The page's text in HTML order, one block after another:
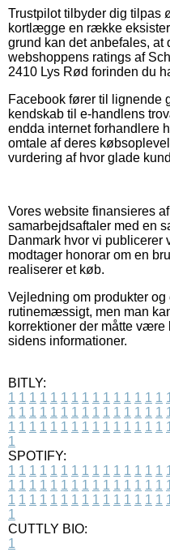
Trustpilot tilbyder dig tilpas
kortlægge en række
grund kan det anbefales, at
webshoppens ratings af
2410 Lys Rød forinden du
Facebook fører til lignende
kendskab til e-handlens
endda internet forhandlere
omtale af deres
vurdering af hvor glade
Vores website finansieres
samarbejdsaftaler med en
Danmark hvor vi publicerer
modtager honorar om en
realiserer et køb.
Vejledning om produkter
rutinemæssigt, men man
korrektioner der måtte
sidens informationer.
BITLY:
1 1 1 1 1 1 1 1 1 1 1 1 1 1 1
1 1 1 1 1 1 1 1 1 1 1 1 1 1 1
1 1 1 1 1 1 1 1 1 1 1 1 1 1 1
1
SPOTIFY:
1 1 1 1 1 1 1 1 1 1 1 1 1 1 1
1 1 1 1 1 1 1 1 1 1 1 1 1 1 1
1 1 1 1 1 1 1 1 1 1 1 1 1 1 1
1
CUTTLY BIO:
1